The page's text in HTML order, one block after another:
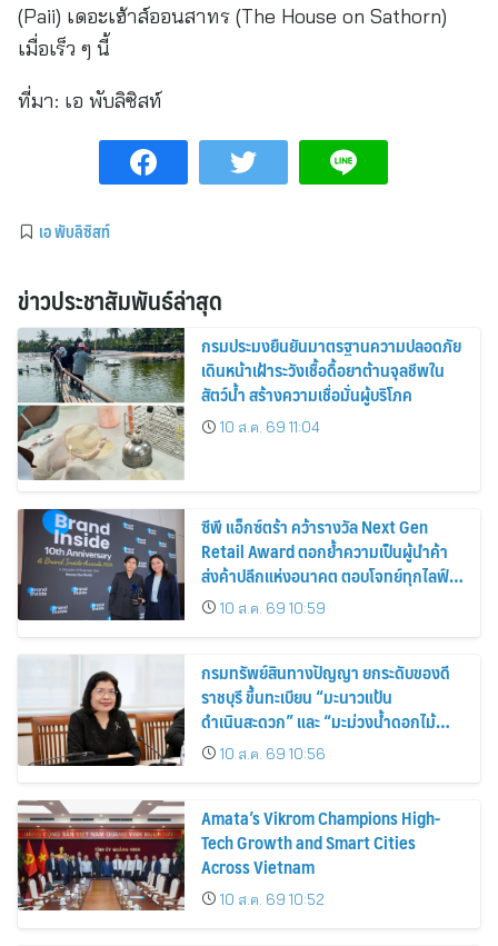
(Paii) เดอะเฮ้าส์ออนสาทร (The House on Sathorn)
เมื่อเร็ว ๆ นี้
ที่มา: เอ พับลิซิสท์
เอ พับลิซิสท์
ข่าวประชาสัมพันธ์ล่าสุด
กรมประมงยืนยันมาตรฐานความปลอดภัย
เดินหน้าเฝ้าระวังเชื้อดื้อยาต้านจุลชีพใน
สัตว์น้ำ สร้างความเชื่อมั่นผู้บริโภค
10 ส.ค. 69 11:04
ซีพี แอ็กซ์ตร้า คว้ารางวัล Next Gen
Retail Award ตอกย้ำความเป็นผู้นำค้า
ส่งค้าปลีกแห่งอนาคต ตอบโจทย์ทุกไลฟ์
สไตล์ผู้บริโภค
10 ส.ค. 69 10:59
กรมทรัพย์สินทางปัญญา ยกระดับของดี
ราชบุรี ขึ้นทะเบียน “มะนาวแป้น
ดำเนินสะดวก” และ “มะม่วงน้ำดอกไม้
ราชบุรี” เป็น GI น้องใหม่ เดินหน้าเพิ่ม
มูลค่าเกษตรอัตลักษณ์ ขับเคลื่อน
เศรษฐกิจชุมชน
10 ส.ค. 69 10:56
Amata’s Vikrom Champions High-
Tech Growth and Smart Cities
Across Vietnam
10 ส.ค. 69 10:52